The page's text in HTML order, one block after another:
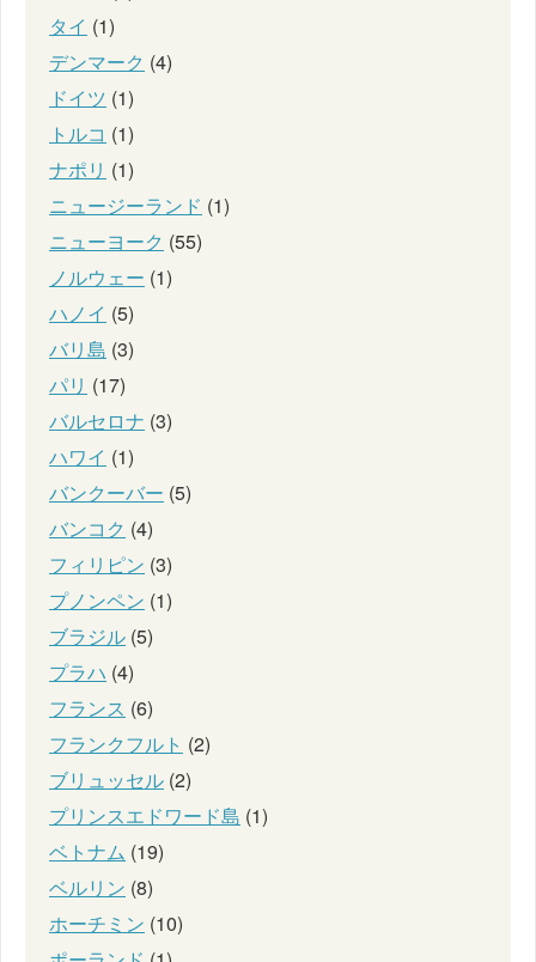
タイ (1)
デンマーク (4)
ドイツ (1)
トルコ (1)
ナポリ (1)
ニュージーランド (1)
ニューヨーク (55)
ノルウェー (1)
ハノイ (5)
バリ島 (3)
パリ (17)
バルセロナ (3)
ハワイ (1)
バンクーバー (5)
バンコク (4)
フィリピン (3)
プノンペン (1)
ブラジル (5)
プラハ (4)
フランス (6)
フランクフルト (2)
ブリュッセル (2)
プリンスエドワード島 (1)
ベトナム (19)
ベルリン (8)
ホーチミン (10)